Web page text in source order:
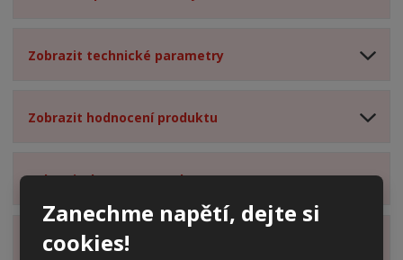
Zanechme napětí, dejte si
cookies!
Zobrazit technické parametry
Zobrazit hodnocení produktu
Zobrazit dotazy z poradny
Zobrazit alternativní produkty